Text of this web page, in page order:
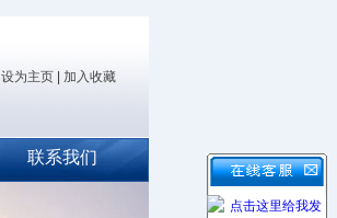
设为主页 加入收藏
联系我们